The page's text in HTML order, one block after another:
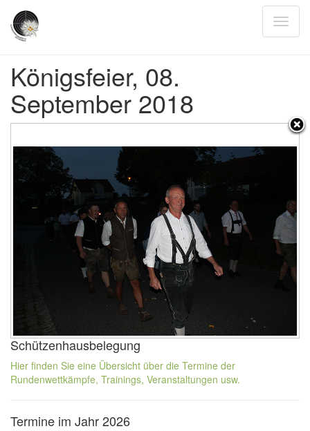
Königsfeier, 08.
September 2018
Schützenhausbelegung
Hier finden Sie eine Übersicht über die Termine der
Rundenwettkämpfe, Trainings, Veranstaltungen usw.
Termine im Jahr 2026